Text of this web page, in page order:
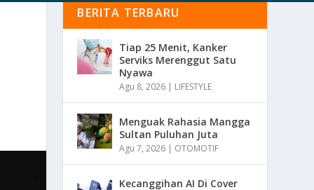
BERITA TERBARU
Tiap 25 Menit, Kanker
Serviks Merenggut Satu
Nyawa
Agu 8, 2026 | LIFESTYLE
Menguak Rahasia Mangga
Sultan Puluhan Juta
Agu 7, 2026 | OTOMOTIF
Kecanggihan AI Di Cover